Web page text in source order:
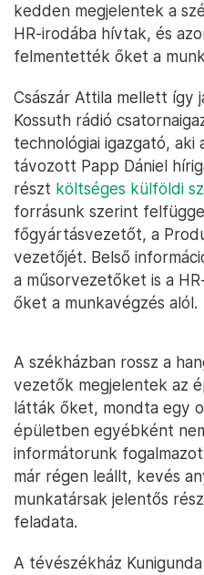
kedden megjelentek a
HR-irodába hívtak, és
felmentették őket a
Császár Attila mellett így
Kossuth rádió
technológiai igazgató,
távozott Papp Dániel
részt költséges külföldi
forrásunk szerint
főgyártásvezetőt, a
vezetőjét. Belső
a műsorvezetőket is a
őket a munkavégzés alól.
A székházban rossz a
vezetők megjelentek az
látták őket, mondta egy
épületben egyébként
informátorunk
már régen leállt, kevés
munkatársak jelentős
feladata.
A tévészékház